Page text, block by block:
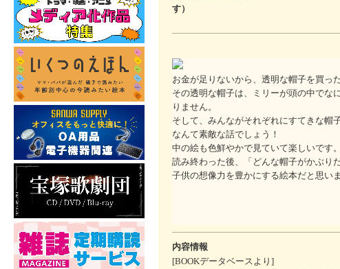
す）
お金が足りないから、透明な帽子を買っ
その透明な帽子は、ミリーが頭の中でな
りません。
そして、みんながそれぞれにすてきな帽
なんて素敵な話でしょう！
中の絵も色鮮やかで見ていて楽しいです。
読み終わった後、「どんな帽子がかぶり
子供の想像力を豊かにする絵本だと思
内容情報
[BOOKデータベースより]